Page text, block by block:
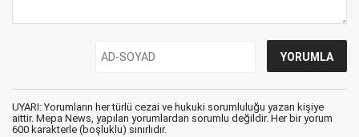
UYARI: Yorumların her türlü cezai ve hukuki sorumluluğu yazan kişiye
aittir. Mepa News, yapılan yorumlardan sorumlu değildir. Her bir yorum
600 karakterle (boşluklu) sınırlıdır.